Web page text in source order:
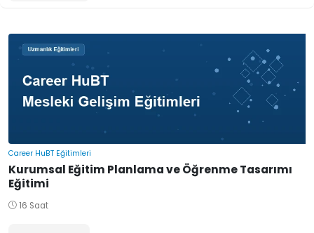
Career HuBT Eğitimleri
Kurumsal Eğitim Planlama ve Öğrenme Tasarımı
Eğitimi
16 Saat